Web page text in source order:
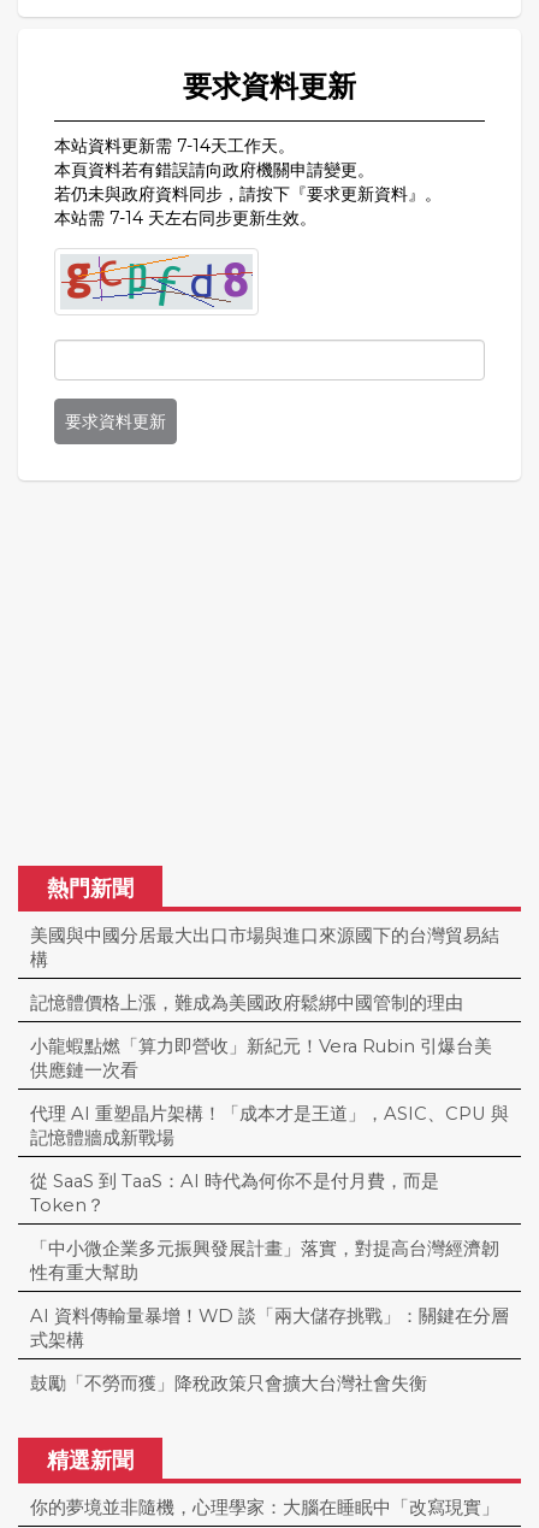
要求資料更新
本站資料更新需 7-14天工作天。
本頁資料若有錯誤請向政府機關申請變更。
若仍未與政府資料同步，請按下『要求更新資料』。
本站需 7-14 天左右同步更新生效。
要求資料更新
熱門新聞
美國與中國分居最大出口市場與進口來源國下的台灣貿易結
構
記憶體價格上漲，難成為美國政府鬆綁中國管制的理由
小龍蝦點燃「算力即營收」新紀元！Vera Rubin 引爆台美
供應鏈一次看
代理 AI 重塑晶片架構！「成本才是王道」，ASIC、CPU 與
記憶體牆成新戰場
從 SaaS 到 TaaS：AI 時代為何你不是付月費，而是
Token？
「中小微企業多元振興發展計畫」落實，對提高台灣經濟韌
性有重大幫助
AI 資料傳輸量暴增！WD 談「兩大儲存挑戰」：關鍵在分層
式架構
鼓勵「不勞而獲」降稅政策只會擴大台灣社會失衡
精選新聞
你的夢境並非隨機，心理學家：大腦在睡眠中「改寫現實」